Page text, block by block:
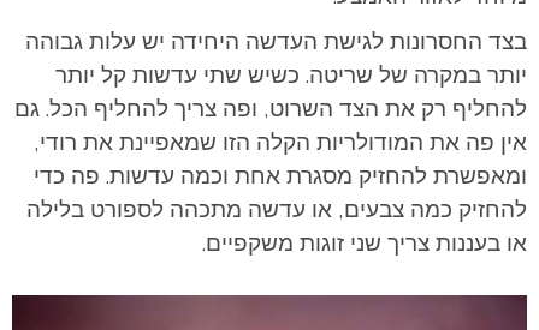
בצד החסרונות לגישת העדשה היחידה יש עלות גבוהה
יותר במקרה של שריטה. כשיש שתי עדשות קל יותר
להחליף רק את הצד השרוט, ופה צריך להחליף הכל. גם
אין פה את המודולריות הקלה הזו שמאפיינת את רודי,
ומאפשרת להחזיק מסגרת אחת וכמה עדשות. פה כדי
להחזיק כמה צבעים, או עדשה מתכהה לספורט בלילה
או בעננות צריך שני זוגות משקפיים.